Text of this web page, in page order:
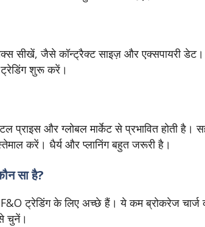
सीखें, जैसे कॉन्ट्रैक्ट साइज़ और एक्सपायरी डेट।
शुरू करें।
प्राइस और ग्लोबल मार्केट से प्रभावित होती है।
करें। धैर्य और प्लानिंग बहुत जरूरी है।
सा है?
ट्रेडिंग के लिए अच्छे हैं। ये कम ब्रोकरेज चार्ज
चुनें।